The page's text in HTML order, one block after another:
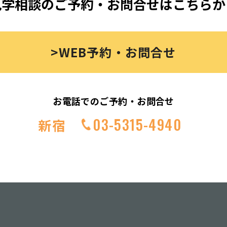
>WEB予約・お問合せ
お電話でのご予約・お問合せ
新宿 03-5315-4940